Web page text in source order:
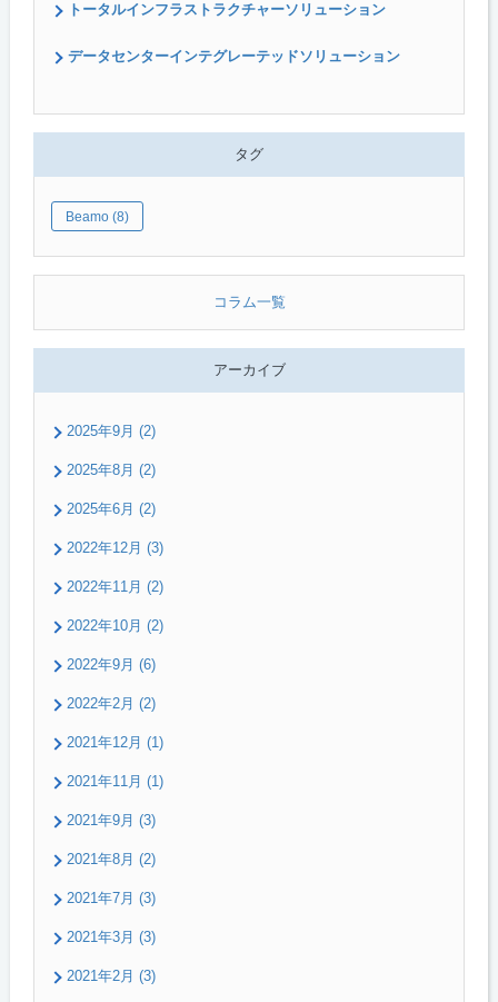
トータルインフラストラクチャーソリューション
データセンターインテグレーテッドソリューション
タグ
Beamo (8)
コラム一覧
アーカイブ
2025年9月 (2)
2025年8月 (2)
2025年6月 (2)
2022年12月 (3)
2022年11月 (2)
2022年10月 (2)
2022年9月 (6)
2022年2月 (2)
2021年12月 (1)
2021年11月 (1)
2021年9月 (3)
2021年8月 (2)
2021年7月 (3)
2021年3月 (3)
2021年2月 (3)